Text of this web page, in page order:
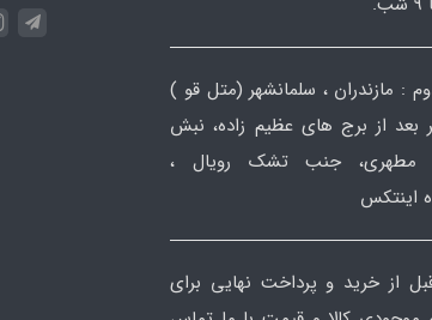
: مازندران ، سلمانشهر (متل قو )
بعد از برج های عظیم زاده، نبش
مطهری، جنب تشک رویال ،
اینتکس
از خرید و پرداخت نهایی برای